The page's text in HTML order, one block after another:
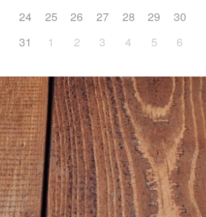
24
25 26 27 28 29
30
31
1 2 3 4 5 6